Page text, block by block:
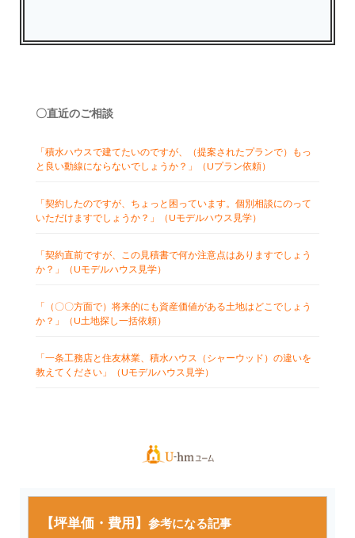
〇直近のご相談
「積水ハウスで建てたいのですが、（提案されたプランで）もっ
と良い動線にならないでしょうか？」（Uプラン依頼）
「契約したのですが、ちょっと困っています。個別相談にのって
いただけますでしょうか？」（Uモデルハウス見学）
「契約直前ですが、この見積書で何か注意点はありますでしょう
か？」（Uモデルハウス見学）
「（〇〇方面で）将来的にも資産価値がある土地はどこでしょう
か？」（U土地探し一括依頼）
「一条工務店と住友林業、積水ハウス（シャーウッド）の違いを
教えてください」（Uモデルハウス見学）
【坪単価・費用】 参考になる記事